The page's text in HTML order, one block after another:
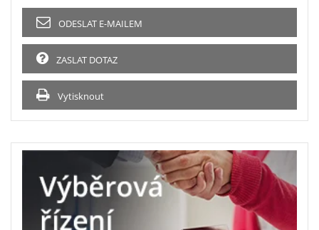
ODESLAT E-MAILEM
ZASLAT DOTAZ
Vytisknout